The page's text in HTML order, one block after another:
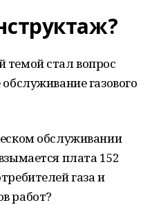
стал вопрос
газового
обслуживании
плата 152
газа и
работ?